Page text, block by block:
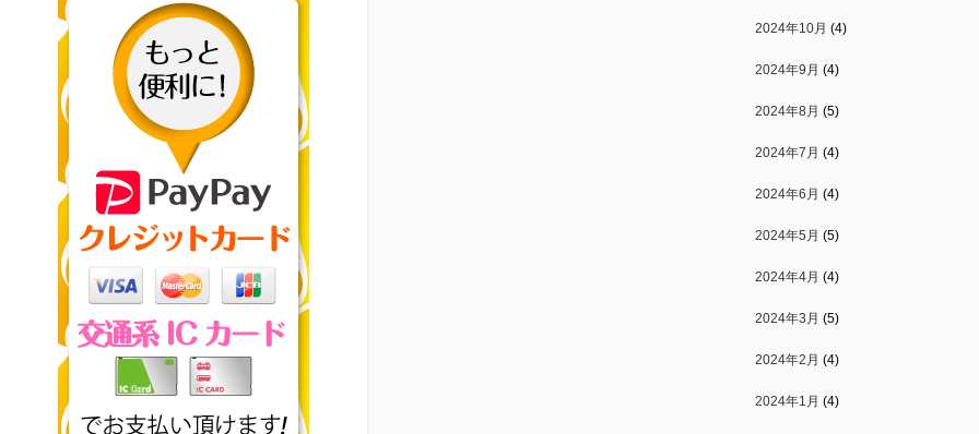
2024年10月 (4)
2024年9月 (4)
2024年8月 (5)
2024年7月 (4)
2024年6月 (4)
2024年5月 (5)
2024年4月 (4)
2024年3月 (5)
2024年2月 (4)
2024年1月 (4)